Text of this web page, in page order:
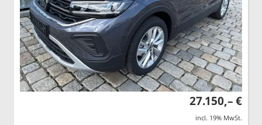
27.150,– €
incl. 19% MwSt.